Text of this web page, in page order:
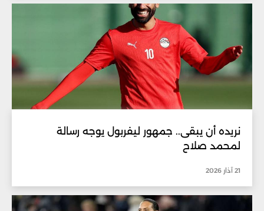
نريده أن يبقى.. جمهور ليفربول يوجه رسالة
لمحمد صلاح
21 آذار 2026